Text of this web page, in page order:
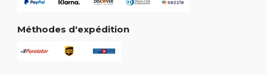
Méthodes d'expédition